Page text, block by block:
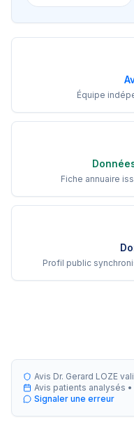
Équipe
Fiche annuaire
Profil public
Avis Dr. Gerard LOZE
Avis patients analysés •
Signaler une erreur